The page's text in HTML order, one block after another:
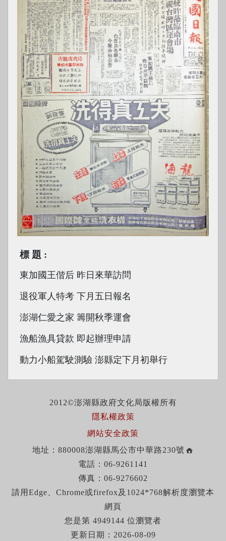
標題
東加國王偕后 昨日來華訪問
退役軍人特考 下月五日報名
澎湖仁愛之家 籌開秋季運會
漁船漁具貸款 即起辦理申請
動力小船駕駛測驗 澎縣定下月初舉行
2012©澎湖縣政府文化局版權所有
隱私權政策
網站安全政策
地址：880008澎湖縣馬公市中華路230號
電話：06-9261141
傳真：06-9276602
請用Edge、Chrome或firefox及1024*768解析度瀏覽本
網頁
您是第 4949144 位瀏覽者
更新日期：2026-08-09